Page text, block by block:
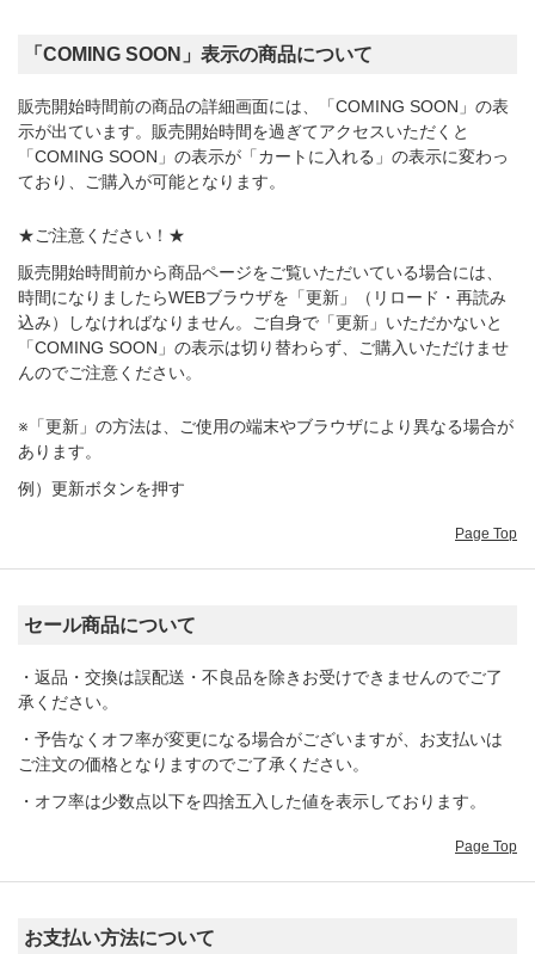
「COMING SOON」表示の商品について
販売開始時間前の商品の詳細画面には、「COMING SOON」の表
示が出ています。販売開始時間を過ぎてアクセスいただくと
「COMING SOON」の表示が「カートに入れる」の表示に変わっ
ており、ご購入が可能となります。
★ご注意ください！★
販売開始時間前から商品ページをご覧いただいている場合には、
時間になりましたらWEBブラウザを「更新」（リロード・再読み
込み）しなければなりません。ご自身で「更新」いただかないと
「COMING SOON」の表示は切り替わらず、ご購入いただけませ
んのでご注意ください。
※「更新」の方法は、ご使用の端末やブラウザにより異なる場合が
あります。
例）更新ボタンを押す
Page Top
セール商品について
・返品・交換は誤配送・不良品を除きお受けできませんのでご了
承ください。
・予告なくオフ率が変更になる場合がございますが、お支払いは
ご注文の価格となりますのでご了承ください。
・オフ率は少数点以下を四捨五入した値を表示しております。
Page Top
お支払い方法について